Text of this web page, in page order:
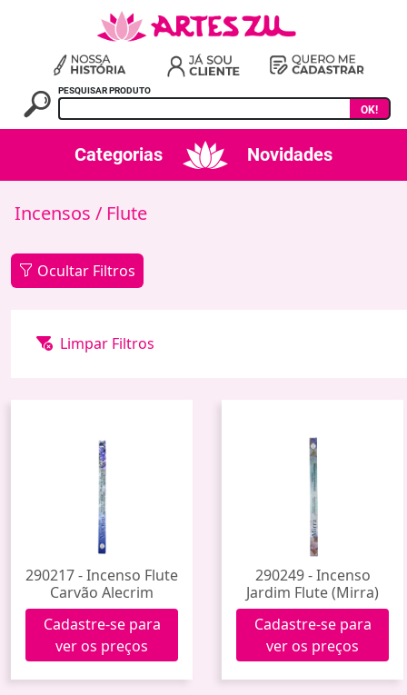
PESQUISAR PRODUTO
OK!
Categorias Novidades
Incensos / Flute
Ocultar Filtros
290217 - Incenso Flute
Carvão Alecrim
Cadastre-se para
ver os preços
290249 - Incenso
Jardim Flute (Mirra)
Cadastre-se para
ver os preços